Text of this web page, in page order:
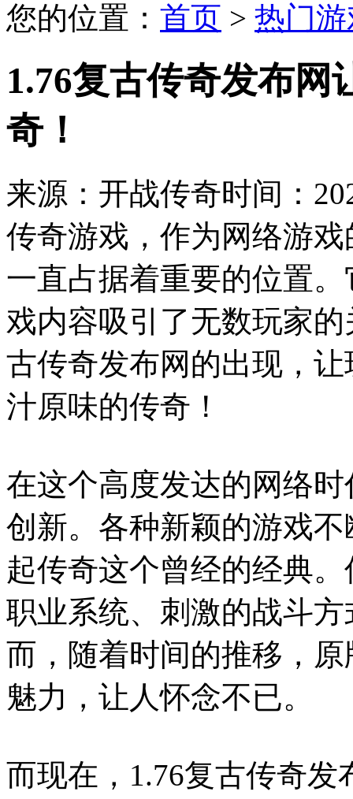
您的位置： 首页 > 热门
1.76复古传奇发布网
奇！
来源：开战传奇时间：
传奇游戏，作为网络游
一直占据着重要的位置
戏内容吸引了无数玩家
古传奇发布网的出现，
汁原味的传奇！
在这个高度发达的网络
创新。各种新颖的游戏
起传奇这个曾经的经典
职业系统、刺激的战斗
而，随着时间的推移，
魅力，让人怀念不已。
而现在，1.76复古传奇